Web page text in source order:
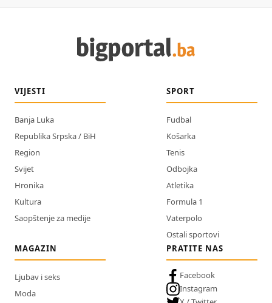
VIJESTI
Banja Luka
Republika Srpska / BiH
Region
Svijet
Hronika
Kultura
Saopštenje za medije
SPORT
Fudbal
Košarka
Tenis
Odbojka
Atletika
Formula 1
Vaterpolo
Ostali sportovi
MAGAZIN
Ljubav i seks
Moda
PRATITE NAS
Facebook
Instagram